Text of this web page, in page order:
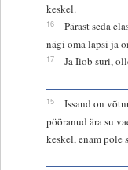
keskel.
16
Pärast seda
nägi oma lapsi ja
17 Ja Iiob suri,
15
Issand on
pööranud ära su
keskel, enam pole